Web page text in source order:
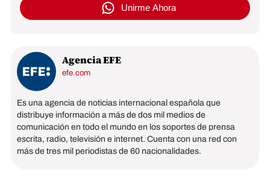
Unirme Ahora
Agencia EFE
efe.com
Es una agencia de noticias internacional española que
distribuye información a más de dos mil medios de
comunicación en todo el mundo en los soportes de prensa
escrita, radio, televisión e internet. Cuenta con una red con
más de tres mil periodistas de 60 nacionalidades.